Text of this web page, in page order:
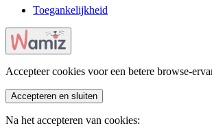
Toegankelijkheid
Accepteer cookies voor een betere browse-
Accepteren en sluiten
Na het accepteren van cookies: